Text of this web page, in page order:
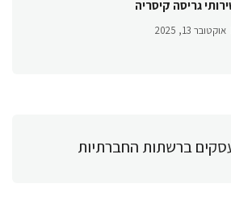
גריסה קיסריה
אוקטובר 13, 2025
ברשתות החברתיות